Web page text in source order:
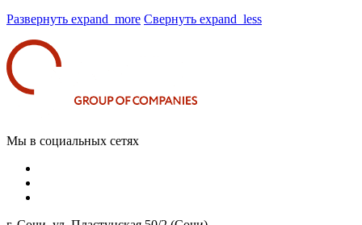
Развернуть expand_more Свернуть expand_less
Мы в социальных сетях